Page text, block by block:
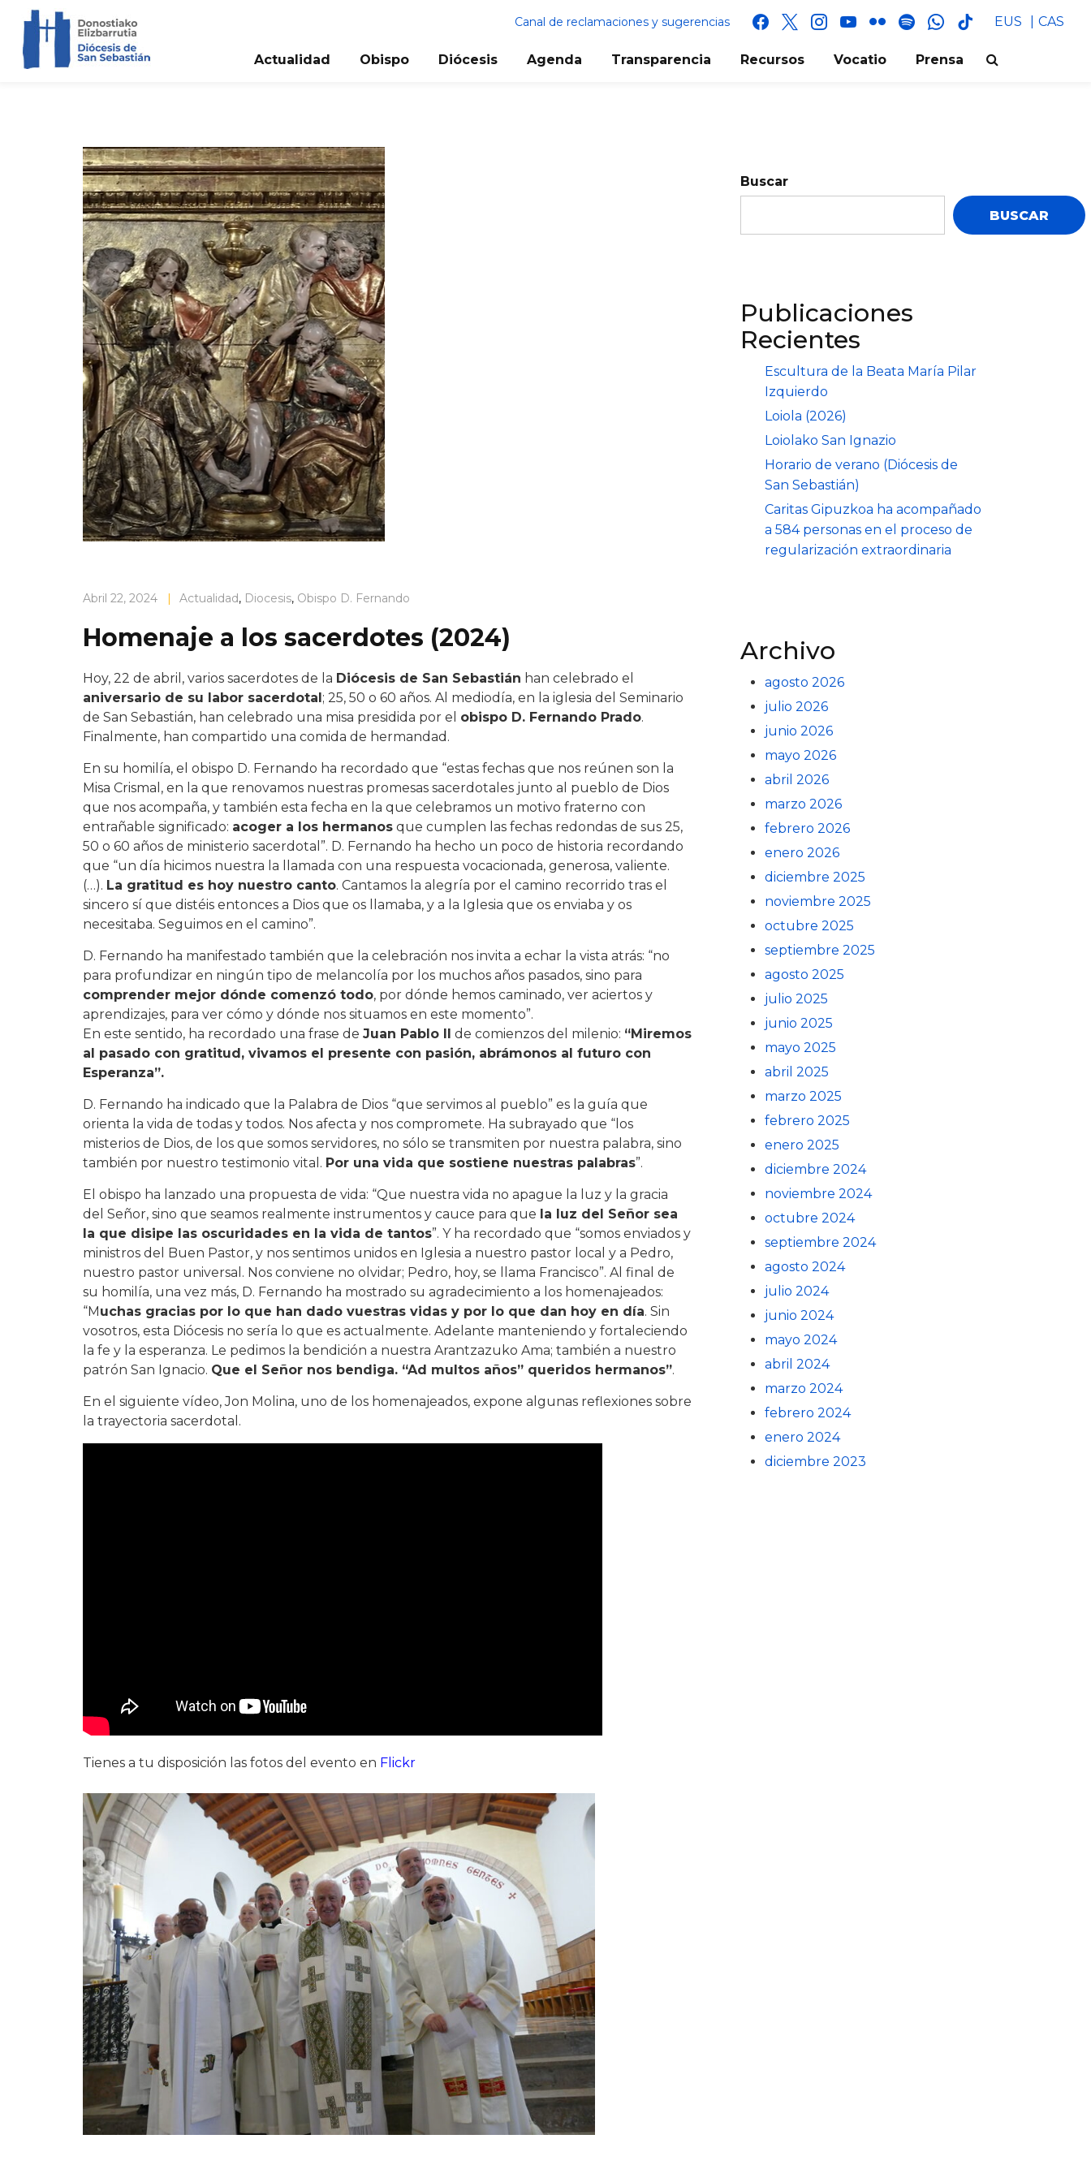
Canal de reclamaciones y sugerencias facebook
x instagram
youtube
flickr spotifywhatsapp
tik
EUS CAS
Actualidad Obispo Diócesis Agenda Transparencia Recursos Vocatio Prensa
Abril 22, 2024 | Actualidad, Diocesis, Obispo D. Fernando
Homenaje a los sacerdotes (2024)
Hoy, 22 de abril, varios sacerdotes de la Diócesis de San Sebastián han celebrado el
aniversario de su labor sacerdotal; 25, 50 o 60 años. Al mediodía, en la iglesia del Seminario
de San Sebastián, han celebrado una misa presidida por el obispo D. Fernando Prado.
Finalmente, han compartido una comida de hermandad.
En su homilía, el obispo D. Fernando ha recordado que “estas fechas que nos reúnen son la
Misa Crismal, en la que renovamos nuestras promesas sacerdotales junto al pueblo de Dios
que nos acompaña, y también esta fecha en la que celebramos un motivo fraterno con
entrañable significado: acoger a los hermanos que cumplen las fechas redondas de sus 25,
50 o 60 años de ministerio sacerdotal”. D. Fernando ha hecho un poco de historia recordando
que “un día hicimos nuestra la llamada con una respuesta vocacionada, generosa, valiente.
(…). La gratitud es hoy nuestro canto. Cantamos la alegría por el camino recorrido tras el
sincero sí que distéis entonces a Dios que os llamaba, y a la Iglesia que os enviaba y os
necesitaba. Seguimos en el camino”.
D. Fernando ha manifestado también que la celebración nos invita a echar la vista atrás: “no
para profundizar en ningún tipo de melancolía por los muchos años pasados, sino para
comprender mejor dónde comenzó todo, por dónde hemos caminado, ver aciertos y
aprendizajes, para ver cómo y dónde nos situamos en este momento”.
En este sentido, ha recordado una frase de Juan Pablo II de comienzos del milenio: “Miremos
al pasado con gratitud, vivamos el presente con pasión, abrámonos al futuro con
Esperanza”.
D. Fernando ha indicado que la Palabra de Dios “que servimos al pueblo” es la guía que
orienta la vida de todas y todos. Nos afecta y nos compromete. Ha subrayado que “los
misterios de Dios, de los que somos servidores, no sólo se transmiten por nuestra palabra, sino
también por nuestro testimonio vital. Por una vida que sostiene nuestras palabras”.
El obispo ha lanzado una propuesta de vida: “Que nuestra vida no apague la luz y la gracia
del Señor, sino que seamos realmente instrumentos y cauce para que la luz del Señor sea
la que disipe las oscuridades en la vida de tantos”. Y ha recordado que “somos enviados y
ministros del Buen Pastor, y nos sentimos unidos en Iglesia a nuestro pastor local y a Pedro,
nuestro pastor universal. Nos conviene no olvidar; Pedro, hoy, se llama Francisco”. Al final de
su homilía, una vez más, D. Fernando ha mostrado su agradecimiento a los homenajeados:
“Muchas gracias por lo que han dado vuestras vidas y por lo que dan hoy en día. Sin
vosotros, esta Diócesis no sería lo que es actualmente. Adelante manteniendo y fortaleciendo
la fe y la esperanza. Le pedimos la bendición a nuestra Arantzazuko Ama; también a nuestro
patrón San Ignacio. Que el Señor nos bendiga. “Ad multos años” queridos hermanos”.
En el siguiente vídeo, Jon Molina, uno de los homenajeados, expone algunas reflexiones sobre
la trayectoria sacerdotal.
Tienes a tu disposición las fotos del evento en Flickr
Buscar
BUSCAR
Publicaciones
Recientes
Escultura de la Beata María Pilar
Izquierdo
Loiola (2026)
Loiolako San Ignazio
Horario de verano (Diócesis de
San Sebastián)
Caritas Gipuzkoa ha acompañado
a 584 personas en el proceso de
regularización extraordinaria
Archivo
agosto 2026
julio 2026
junio 2026
mayo 2026
abril 2026
marzo 2026
febrero 2026
enero 2026
diciembre 2025
noviembre 2025
octubre 2025
septiembre 2025
agosto 2025
julio 2025
junio 2025
mayo 2025
abril 2025
marzo 2025
febrero 2025
enero 2025
diciembre 2024
noviembre 2024
octubre 2024
septiembre 2024
agosto 2024
julio 2024
junio 2024
mayo 2024
abril 2024
marzo 2024
febrero 2024
enero 2024
diciembre 2023